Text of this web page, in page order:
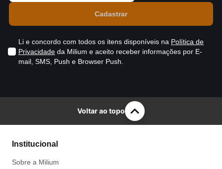
Li e concordo com todos os itens disponíveis na Política de
Privacidade da Milium e aceito receber informações por E-
mail, SMS, Push e Browser Push.
Voltar ao topo
Institucional
Sobre a Milium